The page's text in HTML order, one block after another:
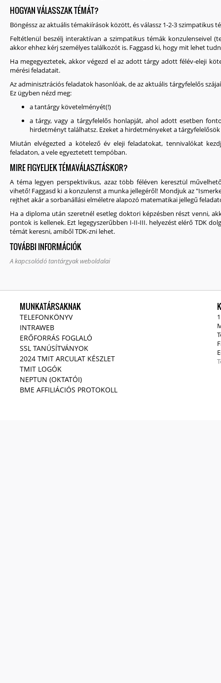
HOGYAN VÁLASSZAK TÉMÁT?
Böngéssz az aktuális témakiírások között, és válassz 1-2-3 szimpatikus
Feltétlenül beszélj interaktívan a szimpatikus témák konzulenseivel
akkor ehhez kérj személyes találkozót is. Faggasd ki, hogy mit lehet
Ha megegyeztetek, akkor végezd el az adott tárgy adott félév-eleji
mérési feladatait.
Az adminisztrációs feladatok hasonlóak, de az aktuális tárgyfelelős
Ez ügyben nézd meg:
a tantárgy követelményét(!)
a tárgy, vagy a tárgyfelelős honlapját, ahol adott esetben
hirdetményt találhatsz. Ezeket a hirdetményeket a
Miután elvégezted a kötelező év eleji feladatokat, tennivalókat
feladaton, a vele egyeztetett tempóban.
MIRE FIGYELJEK TÉMAVÁLASZTÁSKOR?
A téma legyen perspektivikus, azaz több féléven keresztül
vihető! Faggasd ki a konzulenst a munka jellegéről! Mondjuk az
rejthet akár a sorbanállási elméletre alapozó matematikai jellegű
Ha a diploma után szeretnél esetleg doktori képzésben részt venni,
pontok is kellenek. Ezt legegyszerűbben I-II-III. helyezést elérő TDK
témát keresni, amiből TDK-zni lehet.
TOVÁBBI INFORMÁCIÓK
A kapcsolódó tantárgyak weboldalai
MUNKATÁRSAKNAK
TELEFONKÖNYV
INTRAWEB
ERŐFORRÁS FOGLALÓ
SSL TANÚSÍTVÁNYOK
2024 TMIT ARCULAT KÉSZLET
TMIT LOGÓK
NEPTUN (OKTATÓI)
BME AFFILIÁCIÓS PROTOKOLL